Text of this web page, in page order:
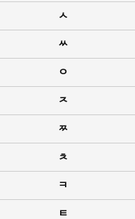
ㅅ
ㅆ
ㅇ
ㅈ
ㅉ
ㅊ
ㅋ
ㅌ